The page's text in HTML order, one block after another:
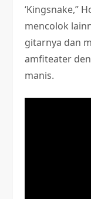
‘Kingsnake,”
mencolok
gitarnya dan
amfiteater
manis.